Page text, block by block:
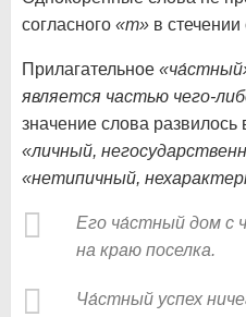
согласного «т» в
Прилагательное
является частью чего-
значение слова
«личный,
«нетипичный,
Его ча́стный дом с
на краю поселка.
Ча́стный успех